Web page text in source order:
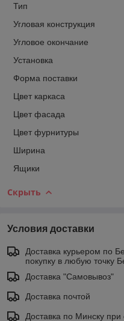
Тип
Угловая конструкция
Угловое окончание
Установка
Форма поставки
Цвет каркаса
Цвет фасада
Цвет фурнитуры
Ширина
Ящики
Скрыть
Условия доставки
Доставка курьером по
покупку в любую точку
Доставка "Самовывоз"
Доставка почтой
Доставка по Минску